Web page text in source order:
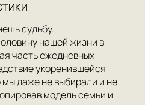
судьбу.
нашей жизни в
часть ежедневных
укоренившейся
даже не выбирали и не
модель семьи и